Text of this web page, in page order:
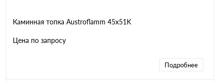
Каминная топка Austroflamm 45x51K
Цена по запросу
Подробнее